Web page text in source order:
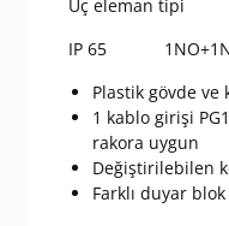
Uç eleman
IP 65
Plastik gövde ve
1 kablo girişi
rakora uygun
Değiştirilebilen
Farklı duyar